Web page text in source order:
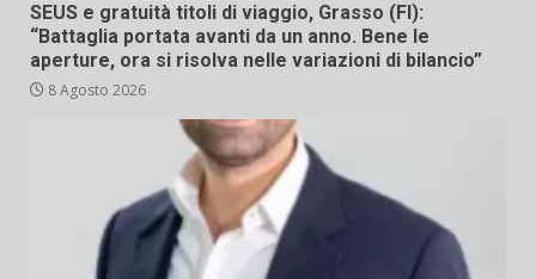
SEUS e gratuità titoli di viaggio, Grasso (FI):
“Battaglia portata avanti da un anno. Bene le
aperture, ora si risolva nelle variazioni di bilancio”
8 Agosto 2026